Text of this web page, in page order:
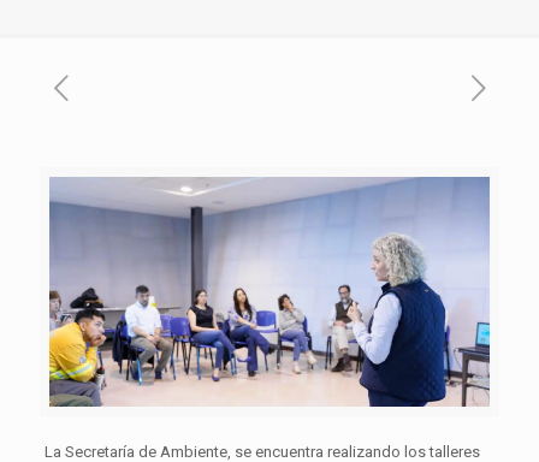
La Secretaría de Ambiente, se encuentra realizando los talleres